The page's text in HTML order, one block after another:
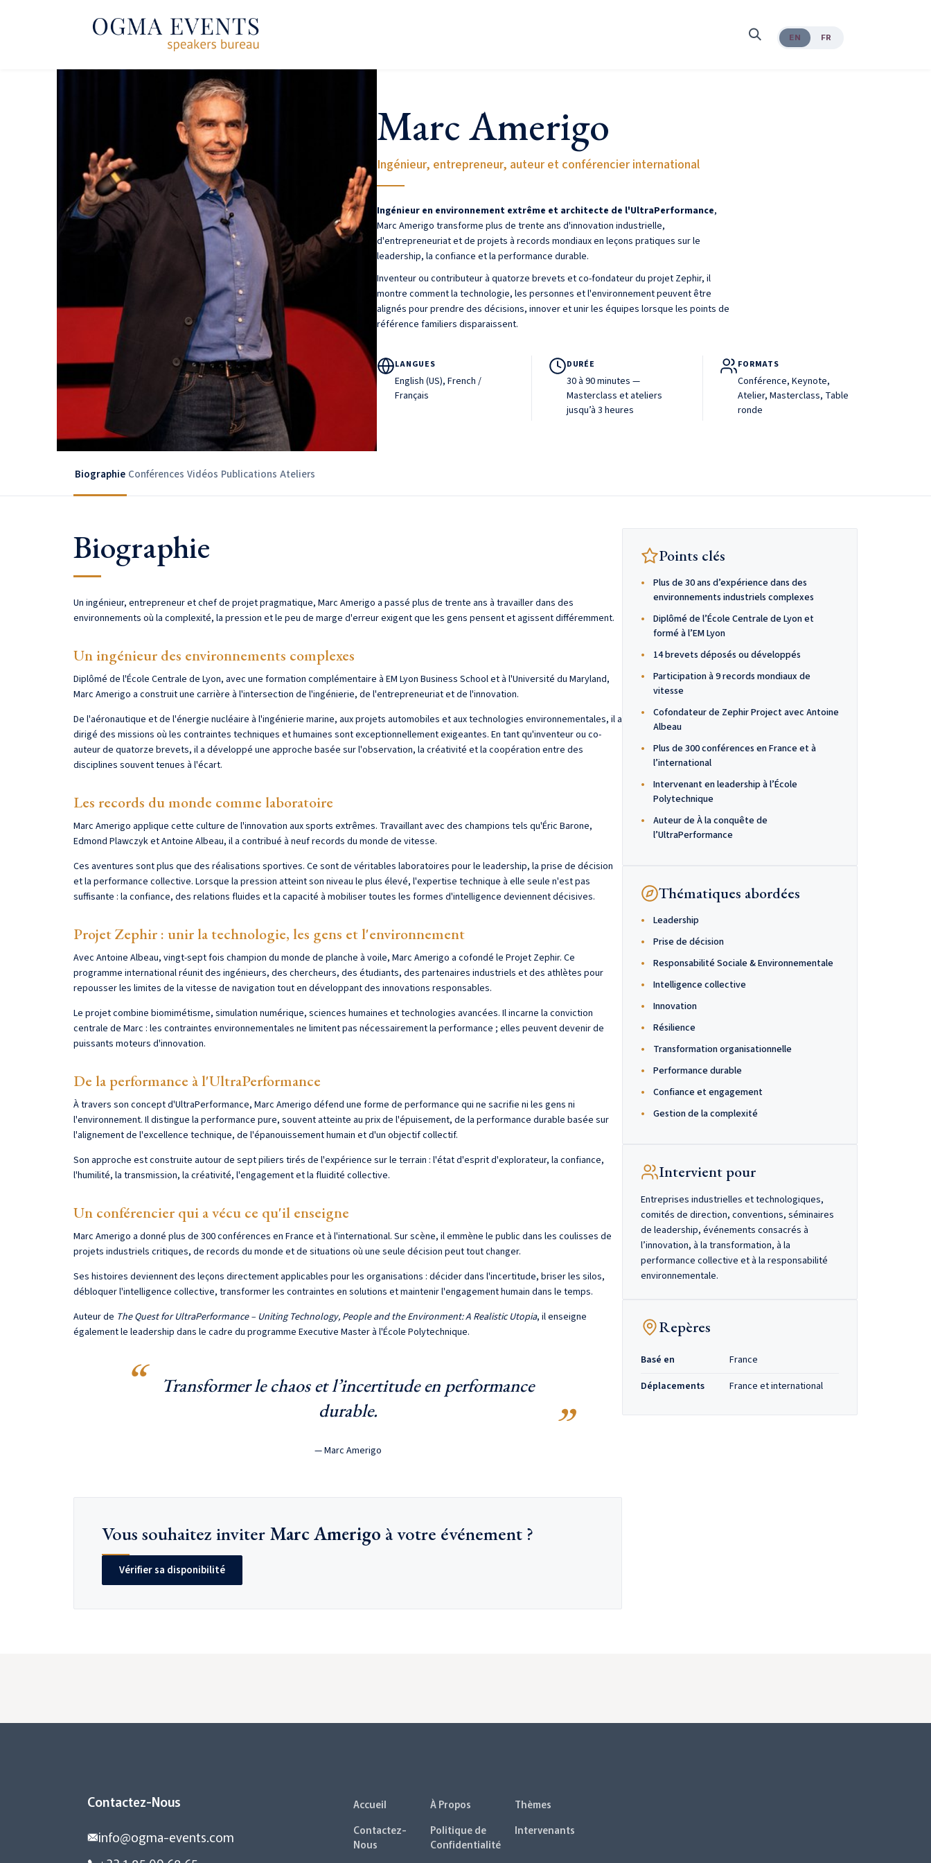
EN FR
Marc Amerigo
Ingénieur, entrepreneur, auteur et conférencier international
Ingénieur en environnement extrême et architecte de l'UltraPerformance,
Marc Amerigo transforme plus de trente ans d'innovation industrielle,
d'entrepreneuriat et de projets à records mondiaux en leçons pratiques sur le
leadership, la confiance et la performance durable.
Inventeur ou contributeur à quatorze brevets et co-fondateur du projet Zephir, il
montre comment la technologie, les personnes et l'environnement peuvent être
alignés pour prendre des décisions, innover et unir les équipes lorsque les points de
référence familiers disparaissent.
LANGUES
English (US), French /
Français
DURÉE
30 à 90 minutes —
Masterclass et ateliers
jusqu’à 3 heures
FORMATS
Conférence, Keynote,
Atelier, Masterclass, Table
ronde
Biographie Conférences Vidéos Publications Ateliers
Biographie
Un ingénieur, entrepreneur et chef de projet pragmatique, Marc Amerigo a passé plus de trente ans à travailler dans des
environnements où la complexité, la pression et le peu de marge d'erreur exigent que les gens pensent et agissent différemment.
Un ingénieur des environnements complexes
Diplômé de l'École Centrale de Lyon, avec une formation complémentaire à EM Lyon Business School et à l'Université du Maryland,
Marc Amerigo a construit une carrière à l'intersection de l'ingénierie, de l'entrepreneuriat et de l'innovation.
De l'aéronautique et de l'énergie nucléaire à l'ingénierie marine, aux projets automobiles et aux technologies environnementales, il a
dirigé des missions où les contraintes techniques et humaines sont exceptionnellement exigeantes. En tant qu'inventeur ou co-
auteur de quatorze brevets, il a développé une approche basée sur l'observation, la créativité et la coopération entre des
disciplines souvent tenues à l'écart.
Les records du monde comme laboratoire
Marc Amerigo applique cette culture de l'innovation aux sports extrêmes. Travaillant avec des champions tels qu'Éric Barone,
Edmond Plawczyk et Antoine Albeau, il a contribué à neuf records du monde de vitesse.
Ces aventures sont plus que des réalisations sportives. Ce sont de véritables laboratoires pour le leadership, la prise de décision
et la performance collective. Lorsque la pression atteint son niveau le plus élevé, l'expertise technique à elle seule n'est pas
suffisante : la confiance, des relations fluides et la capacité à mobiliser toutes les formes d'intelligence deviennent décisives.
Projet Zephir : unir la technologie, les gens et l'environnement
Avec Antoine Albeau, vingt-sept fois champion du monde de planche à voile, Marc Amerigo a cofondé le Projet Zephir. Ce
programme international réunit des ingénieurs, des chercheurs, des étudiants, des partenaires industriels et des athlètes pour
repousser les limites de la vitesse de navigation tout en développant des innovations responsables.
Le projet combine biomimétisme, simulation numérique, sciences humaines et technologies avancées. Il incarne la conviction
centrale de Marc : les contraintes environnementales ne limitent pas nécessairement la performance ; elles peuvent devenir de
puissants moteurs d'innovation.
De la performance à l'UltraPerformance
À travers son concept d'UltraPerformance, Marc Amerigo défend une forme de performance qui ne sacrifie ni les gens ni
l'environnement. Il distingue la performance pure, souvent atteinte au prix de l'épuisement, de la performance durable basée sur
l'alignement de l'excellence technique, de l'épanouissement humain et d'un objectif collectif.
Son approche est construite autour de sept piliers tirés de l'expérience sur le terrain : l'état d'esprit d'explorateur, la confiance,
l'humilité, la transmission, la créativité, l'engagement et la fluidité collective.
Un conférencier qui a vécu ce qu'il enseigne
Marc Amerigo a donné plus de 300 conférences en France et à l'international. Sur scène, il emmène le public dans les coulisses de
projets industriels critiques, de records du monde et de situations où une seule décision peut tout changer.
Ses histoires deviennent des leçons directement applicables pour les organisations : décider dans l'incertitude, briser les silos,
débloquer l'intelligence collective, transformer les contraintes en solutions et maintenir l'engagement humain dans le temps.
Auteur de The Quest for UltraPerformance – Uniting Technology, People and the Environment: A Realistic Utopia, il enseigne
également le leadership dans le cadre du programme Executive Master à l'École Polytechnique.
Transformer le chaos et l’incertitude en performance
durable.
— Marc Amerigo
Vous souhaitez inviter Marc Amerigo à votre événement ?
Vérifier sa disponibilité
Points clés
Plus de 30 ans d’expérience dans des
environnements industriels complexes
Diplômé de l’École Centrale de Lyon et
formé à l’EM Lyon
14 brevets déposés ou développés
Participation à 9 records mondiaux de
vitesse
Cofondateur de Zephir Project avec Antoine
Albeau
Plus de 300 conférences en France et à
l’international
Intervenant en leadership à l’École
Polytechnique
Auteur de À la conquête de
l’UltraPerformance
Thématiques abordées
Leadership
Prise de décision
Responsabilité Sociale & Environnementale
Intelligence collective
Innovation
Résilience
Transformation organisationnelle
Performance durable
Confiance et engagement
Gestion de la complexité
Intervient pour
Entreprises industrielles et technologiques,
comités de direction, conventions, séminaires
de leadership, événements consacrés à
l’innovation, à la transformation, à la
performance collective et à la responsabilité
environnementale.
Repères
Basé en
France
Déplacements
France et international
Contactez-Nous
info@ogma-events.com
Accueil À Propos
Thèmes
Contactez-
Nous
Politique de
Confidentialité
Intervenants